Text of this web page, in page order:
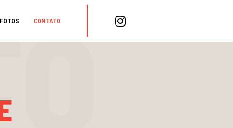
FOTOS CONTATO